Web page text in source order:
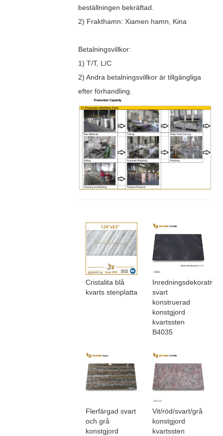
beställningen bekräftad.
2) Frakthamn: Xiamen hamn, Kina
Betalningsvillkor:
1) T/T, L/C
2) Andra betalningsvillkor är tillgängliga
efter förhandling.
Cristalita blå
kvarts stenplatta
Inredningsdekorativ
svart
konstruerad
konstgjord
kvartssten
B4035
Flerfärgad svart
och grå
konstgjord
Vit/röd/svart/grå
konstgjord
kvartssten